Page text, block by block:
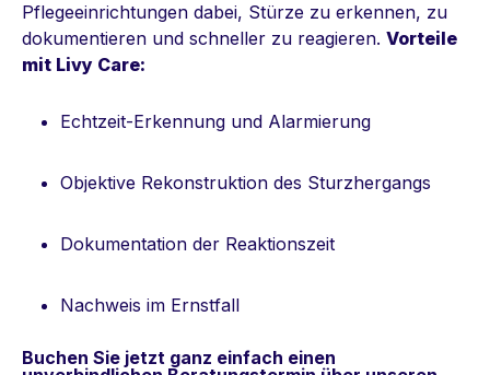
Pflegeeinrichtungen dabei, Stürze zu erkennen, zu
dokumentieren und schneller zu reagieren. Vorteile
mit Livy Care:
Echtzeit-Erkennung und Alarmierung
Objektive Rekonstruktion des Sturzhergangs
Dokumentation der Reaktionszeit
Nachweis im Ernstfall
Buchen Sie jetzt ganz einfach einen